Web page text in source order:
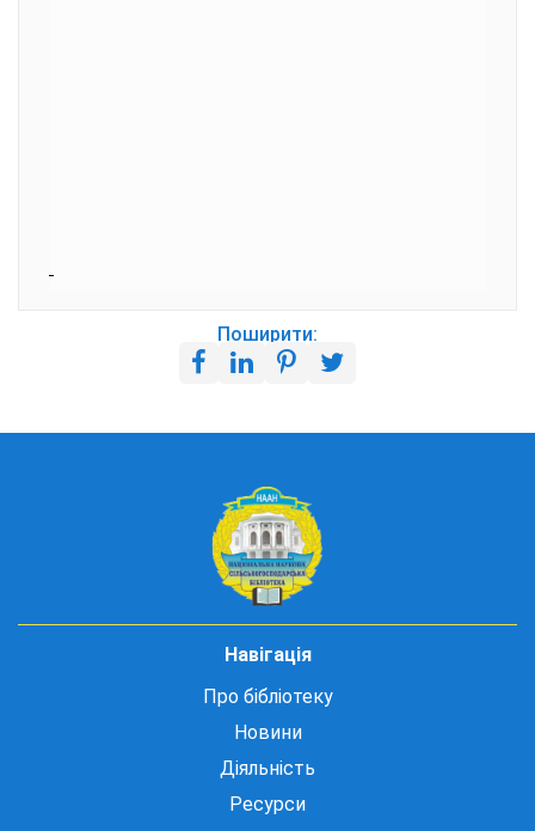
Поширити:
Навігація
Про бібліотеку
Новини
Діяльність
Ресурси